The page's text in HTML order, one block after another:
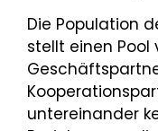
Die Population
stellt einen
untereinander